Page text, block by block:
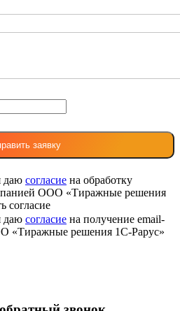
даю согласие на обработку
ООО «Тиражные решения
согласие
даю согласие на получение email-
«Тиражные решения 1С-Рарус»